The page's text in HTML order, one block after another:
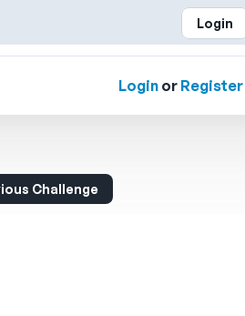
Login
Login or Register
Challenge